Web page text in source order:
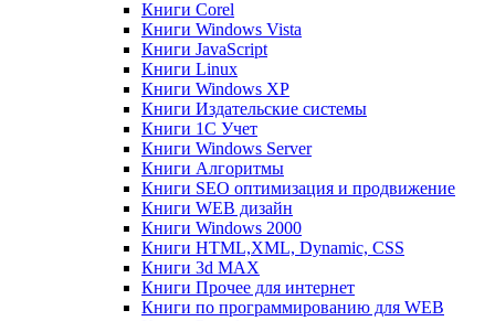
Книги Corel
Книги Windows Vista
Книги JavaScript
Книги Linux
Книги Windows XP
Книги Издательские системы
Книги 1C Учет
Книги Windows Server
Книги Алгоритмы
Книги SEO оптимизация и продвижение
Книги WEB дизайн
Книги Windows 2000
Книги HTML,XML, Dynamic, CSS
Книги 3d MAX
Книги Прочее для интернет
Книги по программированию для WEB